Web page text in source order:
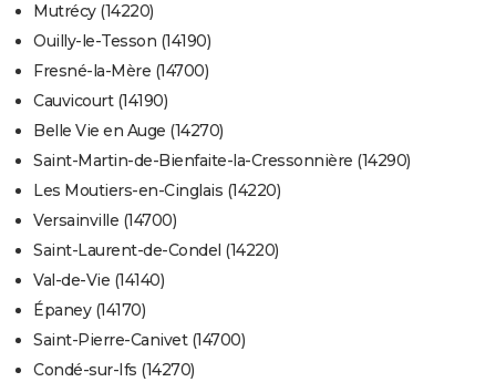
Mutrécy (14220)
Ouilly-le-Tesson (14190)
Fresné-la-Mère (14700)
Cauvicourt (14190)
Belle Vie en Auge (14270)
Saint-Martin-de-Bienfaite-la-Cressonnière (14290)
Les Moutiers-en-Cinglais (14220)
Versainville (14700)
Saint-Laurent-de-Condel (14220)
Val-de-Vie (14140)
Épaney (14170)
Saint-Pierre-Canivet (14700)
Condé-sur-Ifs (14270)